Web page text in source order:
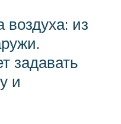
воздуха: из
задавать
и